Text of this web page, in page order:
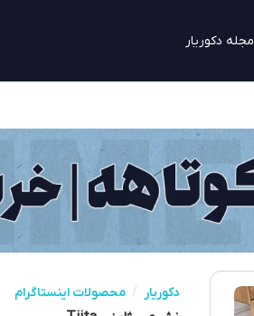
مجله دکوریار
دکوریار / محصولات اینستاگرام